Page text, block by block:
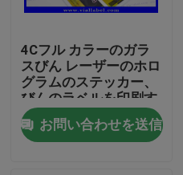
4Cフル カラーのガラ
スびん レーザーのホロ
グラムのステッカー、
びんのラベルを印刷す
るSGS
お問い合わせを送信